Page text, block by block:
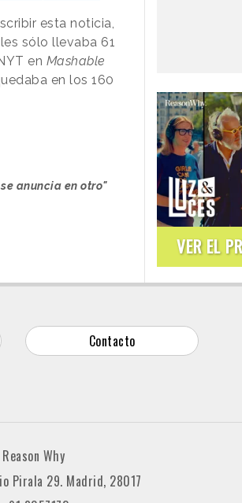
esta noticia,
sólo llevaba 61
en Mashable
en los 160
anuncia en otro"
VER EL
Contacto
Why
Pirala 29. Madrid, 28017